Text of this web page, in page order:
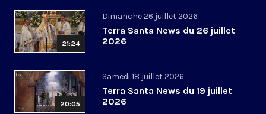
21:24
Dimanche 26 juillet 2026
Terra Santa News du 26 juillet
2026
20:05
Samedi 18 juillet 2026
Terra Santa News du 19 juillet
2026